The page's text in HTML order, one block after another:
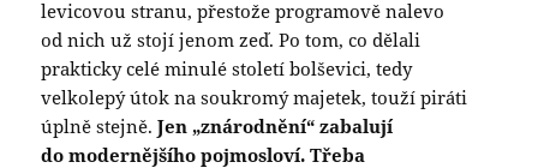
levicovou stranu, přestože programově nalevo
od nich už stojí jenom zeď. Po tom, co dělali
prakticky celé minulé století bolševici, tedy
velkolepý útok na soukromý majetek, touží piráti
úplně stejně.Jen „znárodnění“ zabalují
do modernějšího pojmosloví. Třeba